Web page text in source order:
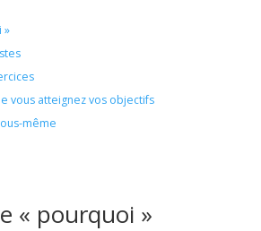
»
vous atteignez vos objectifs
même
« pourquoi »